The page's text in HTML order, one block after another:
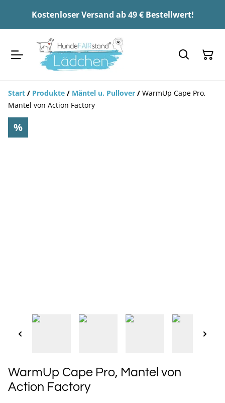
Kostenloser Versand ab 49 € Bestellwert!
Start / Produkte / Mäntel u. Pullover / WarmUp Cape Pro,
Mantel von Action Factory
%
WarmUp Cape Pro, Mantel von
Action Factory